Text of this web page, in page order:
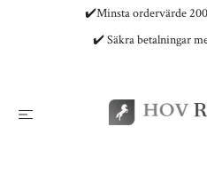
✔️Minsta ordervärde
✔️ Säkra betalningar